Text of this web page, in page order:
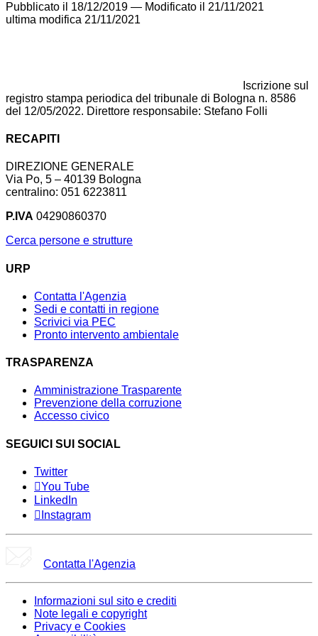
Pubblicato il 18/12/2019 — Modificato il 21/11/2021
ultima modifica 21/11/2021
Iscrizione sul
registro stampa periodica del tribunale di Bologna n. 8586
del 12/05/2022. Direttore responsabile: Stefano Folli
RECAPITI
DIREZIONE GENERALE
Via Po, 5 – 40139 Bologna
centralino: 051 6223811
P.IVA 04290860370
Cerca persone e strutture
URP
Contatta l'Agenzia
Sedi e contatti in regione
Scrivici via PEC
Pronto intervento ambientale
TRASPARENZA
Amministrazione Trasparente
Prevenzione della corruzione
Accesso civico
SEGUICI SUI SOCIAL
Twitter
You Tube
LinkedIn
Instagram
Contatta l'Agenzia
Informazioni sul sito e crediti
Note legali e copyright
Privacy e Cookies